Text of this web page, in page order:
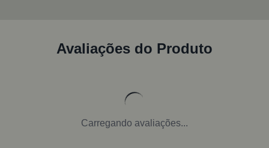
Avaliações do Produto
Carregando avaliações...